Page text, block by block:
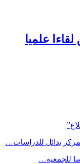
علميا
بدائل للدراسات…
للجمعية…